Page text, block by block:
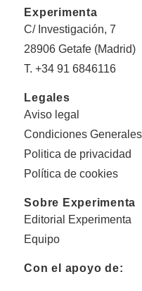
Experimenta
C/ Investigación, 7
28906 Getafe (Madrid)
T. +34 91 6846116
Legales
Aviso legal
Condiciones
Politica de privacidad
Política de cookies
Sobre Experimenta
Editorial Experimenta
Equipo
Con el apoyo de: